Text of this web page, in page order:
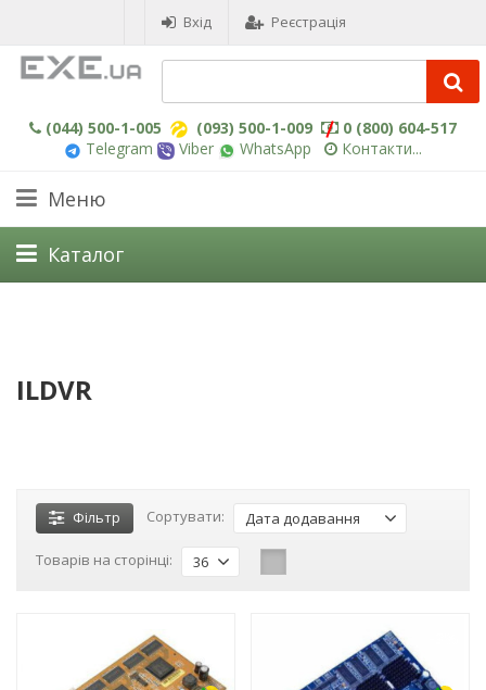
Вхід Реєстрація
(044) 500-1-005 (093) 500-1-009
0 (800) 604-517
Telegram
Viber WhatsApp Контакти...
Меню
Каталог
ILDVR
Фільтр Сортувати: Дата додавання
Товарів на сторінці: 36